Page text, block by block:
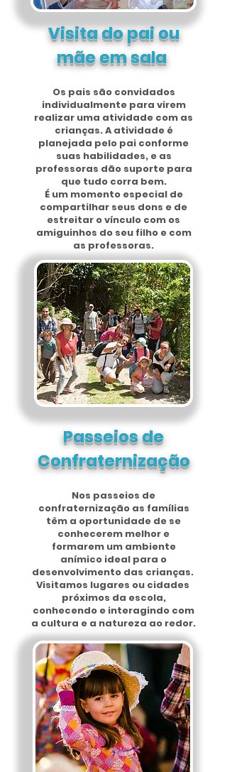
Visita do pai ou
mãe em sala
Os pais são convidados
individualmente para virem
realizar uma atividade com as
crianças. A atividade é
planejada pelo pai conforme
suas habilidades, e as
professoras dão suporte para
que tudo corra bem.
É um momento especial de
compartilhar seus dons e de
estreitar o vínculo com os
amiguinhos do seu filho e com
as professoras.
Passeios de
Confraternização
Nos passeios de
confraternização as famílias
têm a oportunidade de se
conhecerem melhor e
formarem um ambiente
anímico ideal para o
desenvolvimento das crianças.
Visitamos lugares ou cidades
próximos da escola,
conhecendo e interagindo com
a cultura e a natureza ao redor.